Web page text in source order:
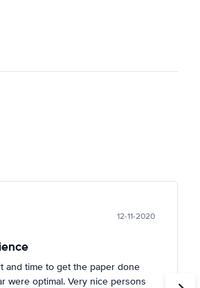
12-11-2020
and time to get the paper done
were optimal. Very nice persons